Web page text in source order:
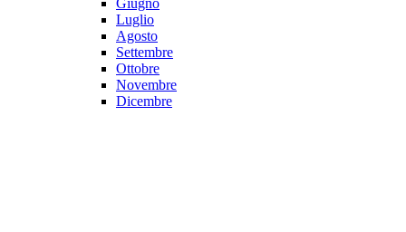
Giugno
Luglio
Agosto
Settembre
Ottobre
Novembre
Dicembre